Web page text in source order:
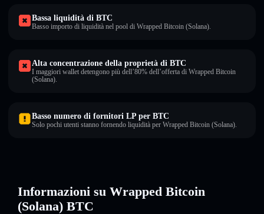
Bassa liquidità di BTC
Basso importo di liquidità nel pool di Wrapped Bitcoin (Solana).
Alta concentrazione della proprietà di BTC
I maggiori wallet detengono più dell’80% dell’offerta di Wrapped Bitcoin
(Solana).
Basso numero di fornitori LP per BTC
Solo pochi utenti stanno fornendo liquidità per Wrapped Bitcoin (Solana).
Informazioni su Wrapped Bitcoin
(Solana) BTC